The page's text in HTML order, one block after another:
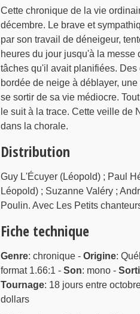
Cette chronique de la vie
décembre. Le brave et
par son travail de déneigeur,
heures du jour jusqu'à la
tâches qu'il avait planifiées.
bordée de neige à déblayer,
se sortir de sa vie médiocre.
le suit à la trace. Cette veille de
dans la chorale.
Distribution
Guy L'Écuyer (Léopold) ; Paul
Léopold) ; Suzanne Valéry ;
Poulin. Avec Les Petits
Fiche technique
Genre: chronique - Origine:
format 1.66:1 - Son: mono -
Tournage: 18 jours entre
dollars